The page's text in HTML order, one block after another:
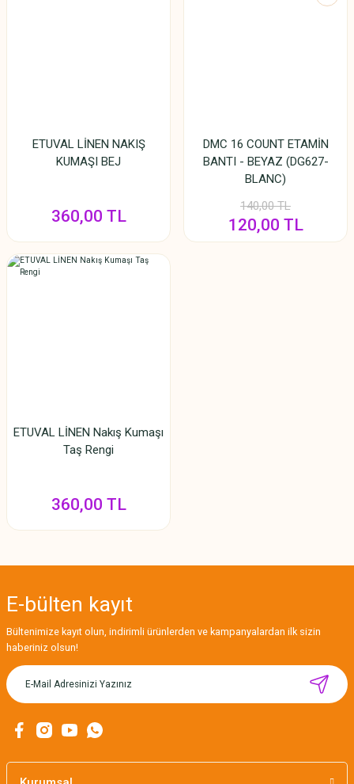
ETUVAL LİNEN NAKIŞ
KUMAŞI BEJ
360,00 TL
DMC 16 COUNT ETAMİN
BANTI - BEYAZ (DG627-
BLANC)
140,00 TL
120,00 TL
ETUVAL LİNEN Nakış Kumaşı
Taş Rengi
360,00 TL
E-bülten kayıt
Bültenimize kayıt olun, indirimli ürünlerden ve kampanyalardan ilk sizin
haberiniz olsun!